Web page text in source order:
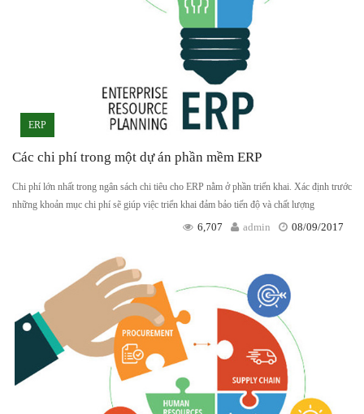
ERP
Các chi phí trong một dự án phần mềm ERP
Chi phí lớn nhất trong ngân sách chi tiêu cho ERP nằm ở phần triển khai. Xác định trước
những khoản mục chi phí sẽ giúp việc triển khai đảm bảo tiến độ và chất lượng
08/09/2017
admin
6,707